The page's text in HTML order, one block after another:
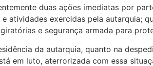
duas ações imediatas por
atividades exercidas pela autarquia;
e segurança armada para
da autarquia, quanto na
em luto, aterrorizada com essa